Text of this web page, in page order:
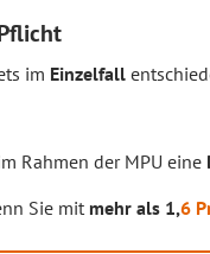
im Einzelfall
Rahmen der MPU eine
Sie mit mehr als 1,6